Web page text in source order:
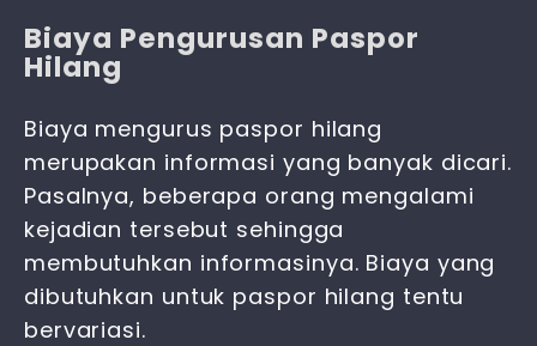
Biaya Pengurusan Paspor
Hilang
Biaya mengurus paspor hilang
merupakan informasi yang banyak dicari.
Pasalnya, beberapa orang mengalami
kejadian tersebut sehingga
membutuhkan informasinya. Biaya yang
dibutuhkan untuk paspor hilang tentu
bervariasi.